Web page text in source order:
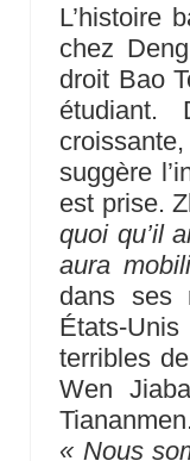
L’histoire
chez
droit Bao
étudiant.
suggère
est prise.
quoi qu’il
aura
dans ses
États-
terribles
Wen
« Nous